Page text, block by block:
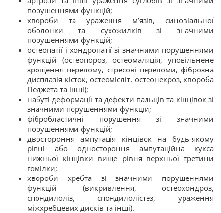
порушеннями функцій;
хвороби та ураження м’язів, синовіальної
оболонки та сухожилків зі значними
порушеннями функцій;
остеопатії і хондропатії зі значними порушеннями
функцій (остеопороз, остеомаляція, уповільнене
зрощення перелому, стресові переломи, фіброзна
дисплазія кісток, остеомієліт, остеонекроз, хвороба
Педжета та інші);
набуті деформації та дефекти пальців та кінцівок зі
значними порушеннями функцій;
фібробластичні порушення зі значними
порушеннями функцій;
двостороння ампутація кінцівок на будь-якому
рівні або одностороння ампутаційна кукса
нижньої кінцівки вище рівня верхньої третини
гомілки;
хвороби хребта зі значними порушеннями
функцій (викривлення, остеохондроз,
спондилоліз, спондилолістез, ураження
міжхребцевих дисків та інші).